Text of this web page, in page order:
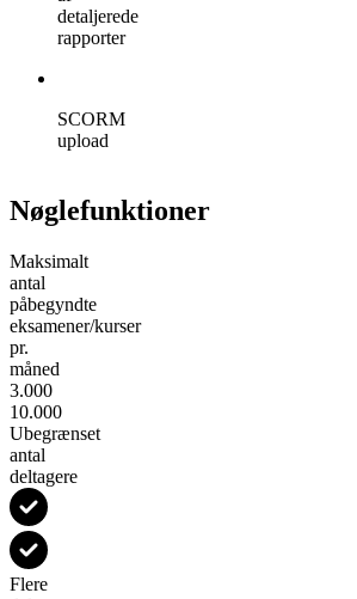
detaljerede
rapporter
SCORM
upload
Nøglefunktioner
Maksimalt
antal
påbegyndte
eksamener/kurser
pr.
måned
3.000
10.000
Ubegrænset
antal
deltagere
Flere